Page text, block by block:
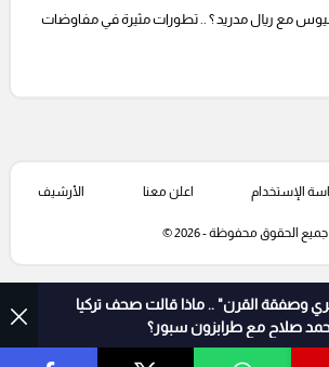
مع ريال مدريد ؟ .. تطورات مثيرة في مفاوضات
وصفقة القرن" .. ماذا قالت صحف تركيا
صلاح مع طرابزون سبور؟
الإستخدام اعلن معنا الأرشيف
جميع الحقوق محفوظة - 2026 ©